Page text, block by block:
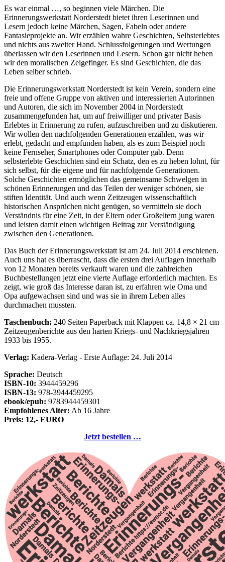
Es war einmal …, so beginnen viele Märchen. Die
Erinnerungswerkstatt Norderstedt bietet ihren Leserinnen und
Lesern jedoch keine Märchen, Sagen, Fabeln oder andere
Fantasieprojekte an. Wir erzählen wahre Geschichten, Selbsterlebtes
und nichts aus zweiter Hand. Schlussfolgerungen und Wertungen
überlassen wir den Leserinnen und Lesern. Schon gar nicht heben
wir den moralischen Zeigefinger. Es sind Geschichten, die das
Leben selber schrieb.
Die Erinnerungswerkstatt Norderstedt ist kein Verein, sondern eine
freie und offene Gruppe von aktiven und interessierten Autorinnen
und Autoren, die sich im November 2004 in Norderstedt
zusammengefunden hat, um auf freiwilliger und privater Basis
Erlebtes in Erinnerung zu rufen, aufzuschreiben und zu diskutieren.
Wir wollen den nachfolgenden Generationen erzählen, was wir
erlebt, gedacht und empfunden haben, als es zum Beispiel noch
keine Fernseher, Smartphones oder Computer gab. Denn
selbsterlebte Geschichten sind ein Schatz, den es zu heben lohnt, für
sich selbst, für die eigene und für nachfolgende Generationen.
Solche Geschichten ermöglichen das gemeinsame Schwelgen in
schönen Erinnerungen und das Teilen der weniger schönen, sie
stiften Identität. Und auch wenn Zeitzeugen wissenschaftlich
historischen Ansprüchen nicht genügen, so vermitteln sie doch
Verständnis für eine Zeit, in der Eltern oder Großeltern jung waren
und leisten damit einen wichtigen Beitrag zur Verständigung
zwischen den Generationen.
Das Buch der Erinnerungswerkstatt ist am 24. Juli 2014 erschienen.
Auch uns hat es überrascht, dass die ersten drei Auflagen innerhalb
von 12 Monaten bereits verkauft waren und die zahlreichen
Buchbestellungen jetzt eine vierte Auflage erforderlich machten. Es
zeigt, wie groß das Interesse daran ist, zu erfahren wie Oma und
Opa aufgewachsen sind und was sie in ihrem Leben alles
durchmachen mussten.
Taschenbuch: 240 Seiten Paperback mit Klappen ca. 14,8 × 21 cm
Zeitzeugenberichte aus den harten Kriegs- und Nachkriegsjahren
1933 bis 1955.
Verlag: Kadera-Verlag - Erste Auflage: 24. Juli 2014
Sprache: Deutsch
ISBN-10: 3944459296
ISBN-13: 978-3944459295
ebook/epub: 9783944459301
Empfohlenes Alter: Ab 16 Jahre
Preis: 12,- EURO
Jetzt bestellen …